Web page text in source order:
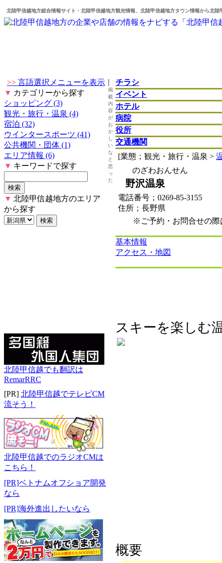
北陸甲信越地方総合情報サイト・北陸甲信越地方観光情報、北陸甲信越地方タウン情報から北陸
>> 言語選択メニューを表示
▼ カテゴリーから探す
ショッピング (3)
観光・旅行・温泉 (4)
宿泊 (32)
ウインタースポーツ (41)
公共機関・団体 (1)
エリア情報 (6)
▼ キーワードで探す
▼ 北陸甲信越地方のエリア
から探す
北陸甲信越でも翻訳は
RemarRRC
[PR] 北陸甲信越でテレビCM
流そう！
北陸甲信越でのラジオCMは
こちら！
[PR]ベトナムオフショア開発
なら
[PR]海外進出したいなら
チラシ
イベント
ホテル
病院
役所
交通機関
[業態；観光・旅行・温泉 >
のざわおんせん
野沢温泉
電話番号；0269-85-3155
住所；長野県
※ご予約・お問合せの際
基本情報
アクセス・地図
スキーを楽しむ
概要
|
掲
載
内
容
が
お
か
し
い
な
と
思
っ
た